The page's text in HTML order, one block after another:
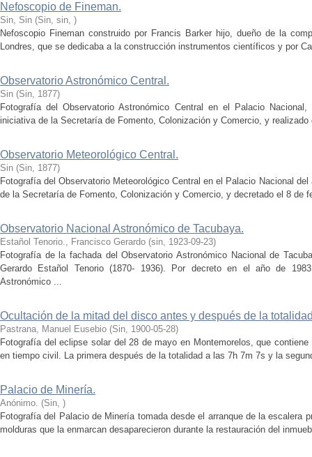
Nefoscopio de Fineman.
Sin, Sin (Sin, sin, )
Nefoscopio Fineman construido por Francis Barker hijo, dueño de la
Londres, que se dedicaba a la construcción instrumentos científicos y por
Observatorio Astronómico Central.
Sin (Sin, 1877)
Fotografía del Observatorio Astronómico Central en el Palacio
iniciativa de la Secretaría de Fomento, Colonización y Comercio, y
Observatorio Meteorológico Central.
Sin (Sin, 1877)
Fotografía del Observatorio Meteorológico Central en el Palacio Nacional
de la Secretaría de Fomento, Colonización y Comercio, y decretado el 8 de
Observatorio Nacional Astronómico de Tacubaya.
Estañol Tenorio., Francisco Gerardo (sin, 1923-09-23)
Fotografía de la fachada del Observatorio Astronómico Nacional de
Gerardo Estañol Tenorio (1870- 1936). Por decreto en el año de
Astronómico ...
Ocultación de la mitad del disco antes y después de la
Pastrana, Manuel Eusebio (Sin, 1900-05-28)
Fotografía del eclipse solar del 28 de mayo en Montemorelos, que
en tiempo civil. La primera después de la totalidad a las 7h 7m 7s y la
Palacio de Minería.
Anónimo. (Sin, )
Fotografía del Palacio de Minería tomada desde el arranque de la escalera
molduras que la enmarcan desaparecieron durante la restauración del